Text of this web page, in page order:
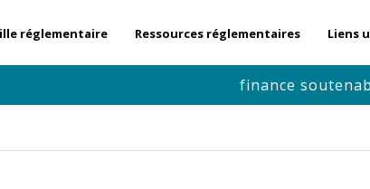
réglementaire Ressources réglementaires Liens
finance